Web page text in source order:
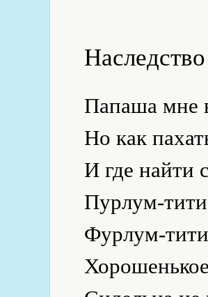
Наследство
Папаша мне
Но как
И где найти
Пурлум-
Фурлум-